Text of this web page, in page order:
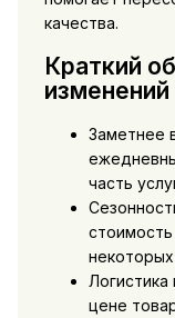
качества.
Краткий
Заметнее
часть
некоторых
цене